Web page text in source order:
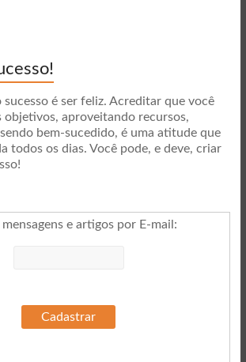
é ser feliz. Acreditar que você
objetivos, aproveitando recursos,
bem-sucedido, é uma atitude que
todos os dias. Você pode, e deve, criar
mensagens e artigos por E-mail :